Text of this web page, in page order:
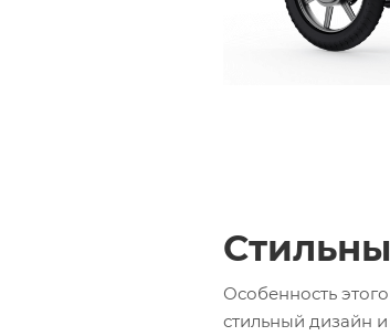
Особенность
стильный дизайн и